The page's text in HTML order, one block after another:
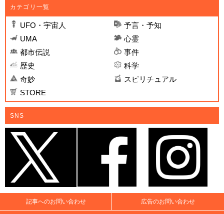
カテゴリ一覧
UFO・宇宙人
予言・予知
UMA
心霊
都市伝説
事件
歴史
科学
奇妙
スピリチュアル
STORE
SNS
記事へのお問い合わせ 広告のお問い合わせ